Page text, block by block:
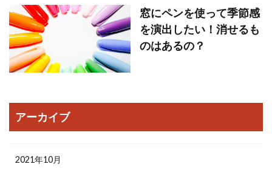
窓にペンを使って季節感
を演出したい！消せるも
のはあるの？
アーカイブ
2021年10月